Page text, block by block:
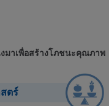
มาเพื่อสร้างโภชนะคุณภาพ
ตร์